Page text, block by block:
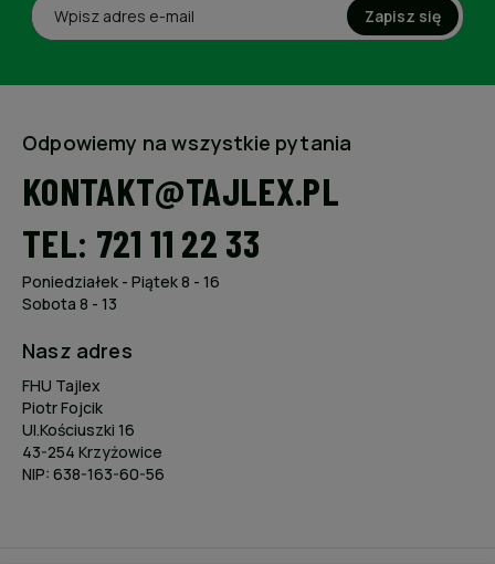
Zapisz się
Odpowiemy na wszystkie pytania
KONTAKT@TAJLEX.PL
TEL: 721 11 22 33
Poniedziałek - Piątek 8 - 16
Sobota 8 - 13
Nasz adres
FHU Tajlex
Piotr Fojcik
Ul.Kościuszki 16
43-254 Krzyżowice
NIP: 638-163-60-56